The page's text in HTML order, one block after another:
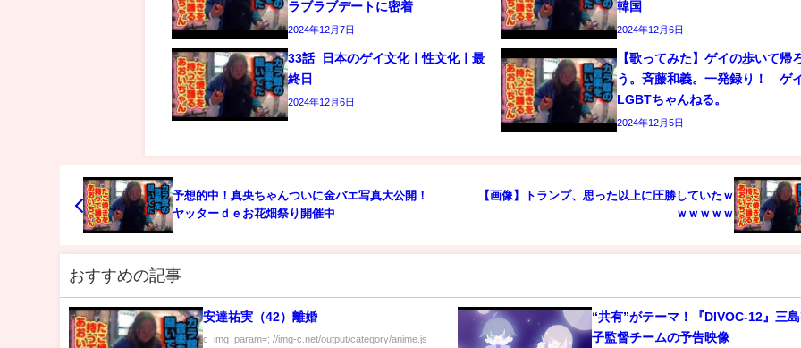
ラブラブデートに密着
2024年12月7日
韓国
2024年12月6日
33話_日本のゲイ文化ㅣ性文化ㅣ最
終日
2024年12月6日
【歌ってみた】ゲイの歩いて帰
う。斉藤和義。一発録り！
LGBTちゃんねる。
2024年12月5日
予想的中！真央ちゃんついに金バエ写真大公開！
ヤッターｄｅお花畑祭り開催中
【画像】トランプ、思った以上に圧勝していたｗ
ｗｗｗｗｗ
おすすめの記事
安達祐実（42）離婚
c_img_param=; //img-c.net/output/category/anime.js
“共有”がテーマ！『DIVOC-12』三
子監督チームの予告映像